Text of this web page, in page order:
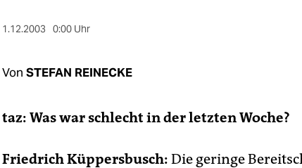
1.12.2003 0:00 Uhr
Von STEFAN REINECKE
taz: Was war schlecht in der letzten Woche?
Friedrich Küppersbusch: Die geringe